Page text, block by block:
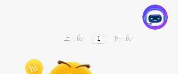
上一页 1 下一页